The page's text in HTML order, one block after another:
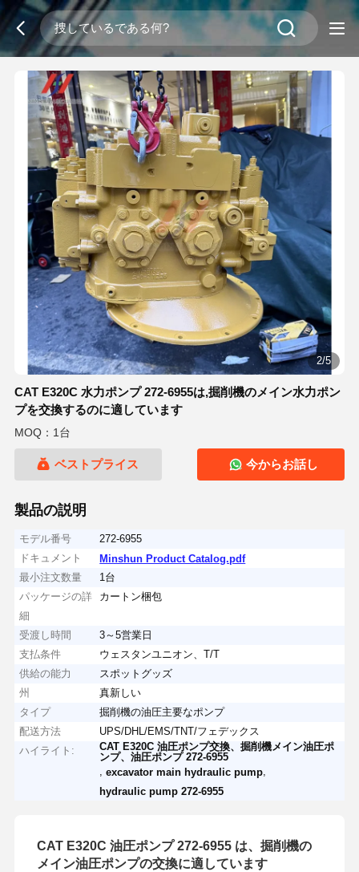
2/5
CAT E320C 水力ポンプ 272-6955は,掘削機のメイン水力ポン
プを交換するのに適しています
MOQ：1台
ベストプライス 今からお話し
製品の説明
モデル番号
272-6955
ドキュメント
Minshun Product Catalog.pdf
最小注文数量
1台
パッケージの詳
細
カートン梱包
受渡し時間
3～5営業日
支払条件
ウェスタンユニオン、T/T
供給の能力
スポットグッズ
州
真新しい
タイプ
掘削機の油圧主要なポンプ
配送方法
UPS/DHL/EMS/TNT/フェデックス
ハイライト:
CAT E320C 油圧ポンプ交換、掘削機メイン油圧ポ
ンプ、油圧ポンプ 272-6955
,excavator main hydraulic pump
hydraulic pump 272-6955
CAT E320C 油圧ポンプ 272-6955 は、掘削機の
メイン油圧ポンプの交換に適しています